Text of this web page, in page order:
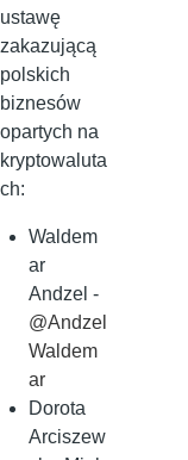
ustawę
zakazującą
polskich
biznesów
opartych na
kryptowaluta
ch:
Waldem
ar
Andzel -
@Andzel
Waldem
ar
Dorota
Arciszew